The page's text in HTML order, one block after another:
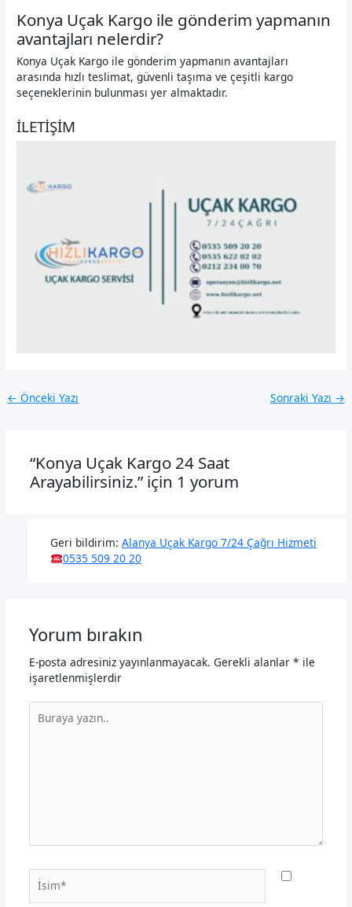
Konya Uçak Kargo ile gönderim yapmanın
avantajları nelerdir?
Konya Uçak Kargo ile gönderim yapmanın avantajları
arasında hızlı teslimat, güvenli taşıma ve çeşitli kargo
seçeneklerinin bulunması yer almaktadır.
İLETİŞİM
← Önceki Yazı Sonraki Yazı →
“Konya Uçak Kargo 24 Saat
Arayabilirsiniz.” için 1 yorum
Geri bildirim: Alanya Uçak Kargo 7/24 Çağrı Hizmeti
0535 509 20 20
Yorum bırakın
E-posta adresiniz yayınlanmayacak. Gerekli alanlar * ile
işaretlenmişlerdir
yazın..
İsim*